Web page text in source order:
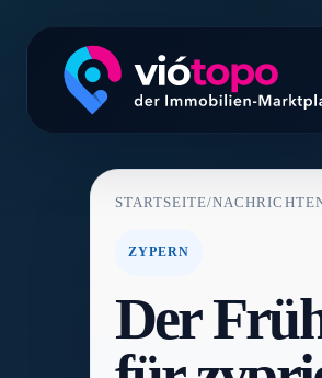
STARTSEITE/
ZYPERN
Der